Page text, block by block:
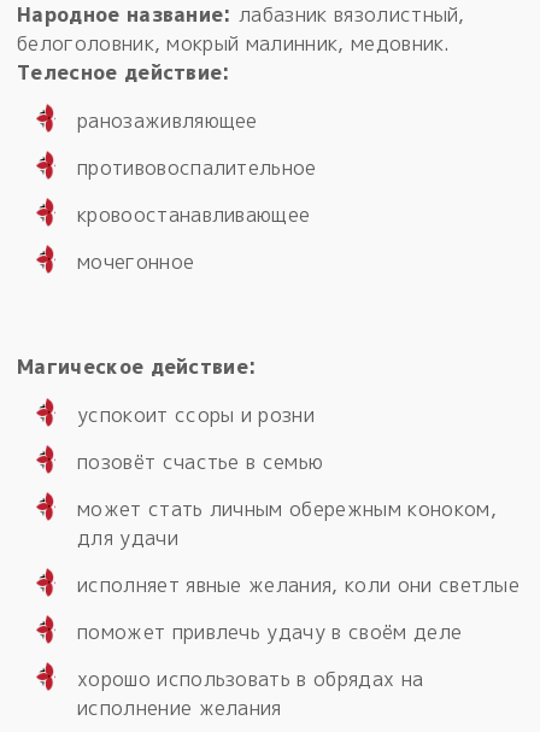
Народное название: лабазник вязолистный,
белоголовник, мокрый малинник, медовник.
Телесное действие:
ранозаживляющее
противовоспалительное
кровоостанавливающее
мочегонное
Магическое действие:
успокоит ссоры и розни
позовёт счастье в семью
может стать личным обережным коноком,
для удачи
исполняет явные желания, коли они светлые
поможет привлечь удачу в своём деле
хорошо использовать в обрядах на
исполнение желания